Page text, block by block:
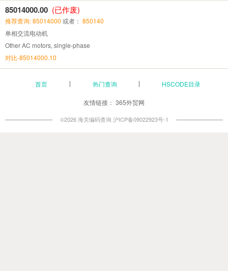
85014000.00 (已作废)
推荐查询: 85014000 或者： 850140
单相交流电动机
Other AC motors, single-phase
对比-85014000.10
首页 热门查询 HSCODE目录
友情链接： 365外贸网
©2026 海关编码查询 沪ICP备09022923号-1